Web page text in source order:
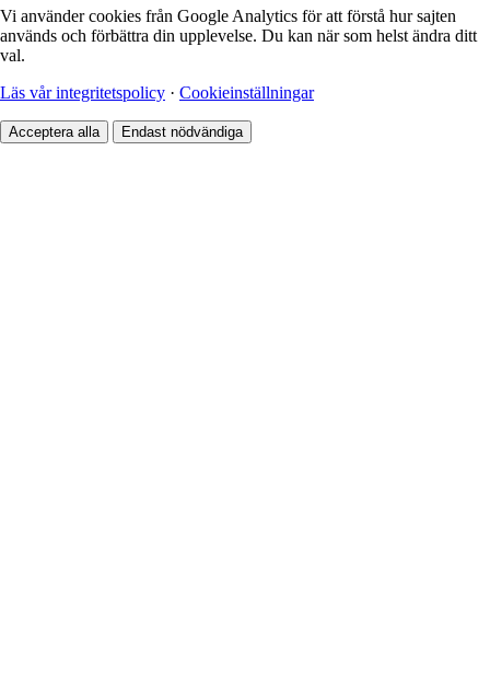
Vi använder cookies från Google Analytics för att förstå hur sajten
används och förbättra din upplevelse. Du kan när som helst ändra ditt
val.
Läs vår integritetspolicy · Cookieinställningar
Acceptera alla Endast nödvändiga